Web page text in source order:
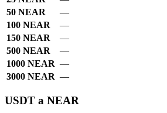
50 NEAR
—
100 NEAR
—
150 NEAR
—
500 NEAR
—
1000 NEAR —
3000 NEAR —
USDT a NEAR